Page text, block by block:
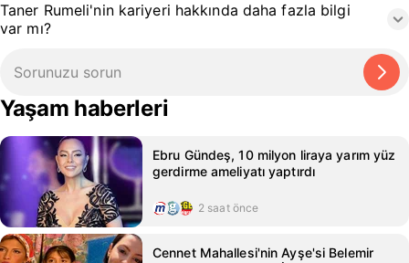
Taner Rumeli'nin kariyeri hakkında daha fazla bilgi
var mı?
Yaşam haberleri
Ebru Gündeş, 10 milyon liraya yarım yüz
gerdirme ameliyatı yaptırdı
2 saat önce
Cennet Mahallesi'nin Ayşe'si Belemir